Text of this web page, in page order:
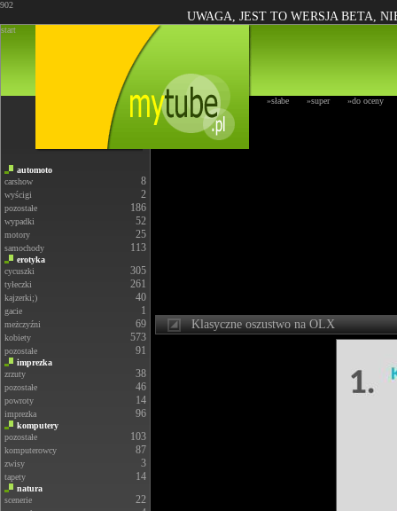
902
UWAGA, JEST TO WERSJA BETA,
start
»słabe »super »do oceny
automoto
carshow
8
wyścigi 2
pozostałe 186
wypadki 52
motory 25
samochody 113
erotyka
cycuszki
305
tyłeczki 261
kajzerki;) 40
gacie 1
meżczyźni 69
kobiety 573
pozostałe 91
imprezka
zrzuty
38
pozostałe 46
powroty 14
imprezka 96
komputery
pozostałe
103
komputerowcy 87
zwisy 3
tapety 14
natura
scenerie
22
Klasyczne oszustwo na OLX